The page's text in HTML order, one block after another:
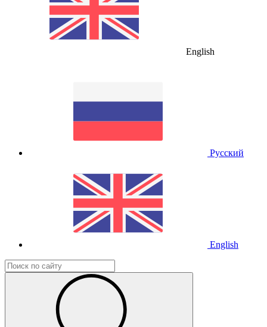
English
Русский
English